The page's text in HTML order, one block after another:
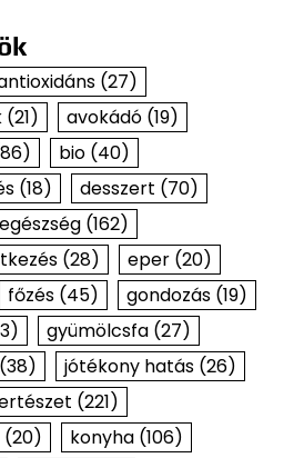
(27)
(21) avokádó(19)
bio(40)
(18) desszert (70)
egészség(162)
(28) eper(20)
főzés(45) gondozás(19)
gyümölcsfa(27)
jótékony hatás(26)
(221)
(20) konyha(106)